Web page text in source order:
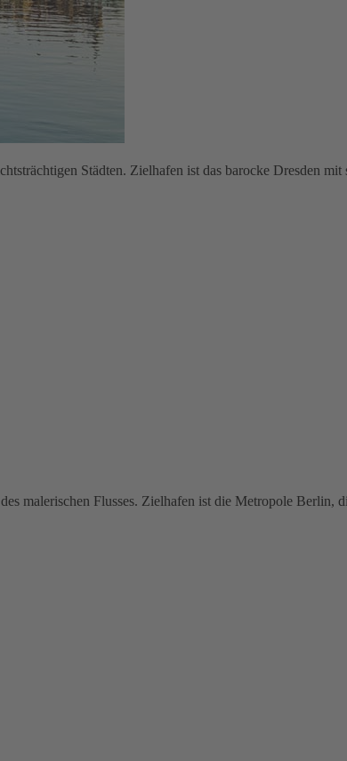
Städten. Zielhafen ist das barocke Dresden
malerischen Flusses. Zielhafen ist die Metropole Berlin,